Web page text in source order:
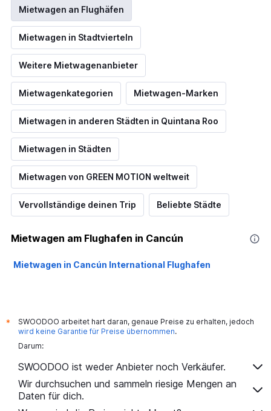
Mietwagen an Flughäfen
Mietwagen in Stadtvierteln
Weitere Mietwagenanbieter
Mietwagenkategorien Mietwagen-Marken
Mietwagen in anderen Städten in Quintana Roo
Mietwagen in Städten
Mietwagen von GREEN MOTION weltweit
Vervollständige deinen Trip Beliebte Städte
Mietwagen am Flughafen in Cancún
Mietwagen in Cancún International Flughafen
*
SWOODOO arbeitet hart daran, genaue Preise zu erhalten, jedoch
wird keine Garantie für Preise übernommen.
Darum:
SWOODOO ist weder Anbieter noch Verkäufer.
Wir durchsuchen und sammeln riesige Mengen an
Daten für dich.